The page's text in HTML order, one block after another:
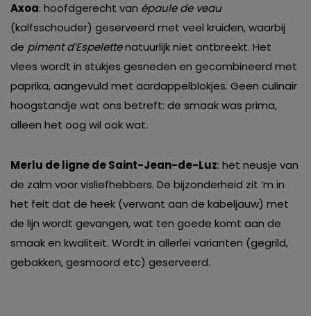
Axoa: hoofdgerecht van épaule de veau
(kalfsschouder) geserveerd met veel kruiden, waarbij
de piment d’Espelettenatuurlijk niet ontbreekt. Het
vlees wordt in stukjes gesneden en gecombineerd met
paprika, aangevuld met aardappelblokjes. Geen culinair
hoogstandje wat ons betreft: de smaak was prima,
alleen het oog wil ook wat.
Merlu de ligne de Saint-Jean-de-Luz: het neusje van
de zalm voor visliefhebbers. De bijzonderheid zit ‘m in
het feit dat de heek (verwant aan de kabeljauw) met
de lijn wordt gevangen, wat ten goede komt aan de
smaak en kwaliteit. Wordt in allerlei varianten (gegrild,
gebakken, gesmoord etc) geserveerd.